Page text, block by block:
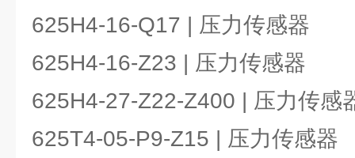
625H4-16-Q17 | 压力传感器
625H4-16-Z23 | 压力传感器
625H4-27-Z22-Z400 | 压力传感
625T4-05-P9-Z15 | 压力传感器